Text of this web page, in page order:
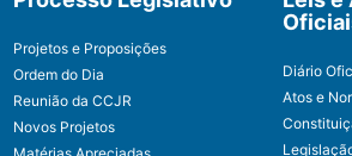
Projetos e Proposições
Ordem do Dia
Reunião da CCJR
Novos Projetos
Diário
Atos e